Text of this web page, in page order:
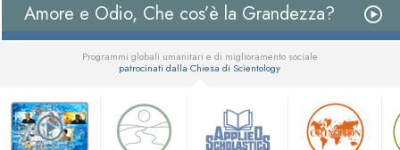
Amore e Odio, Che cos’è la Grandezza?
Programmi globali umanitari e di miglioramento sociale
patrocinati dalla Chiesa di Scientology